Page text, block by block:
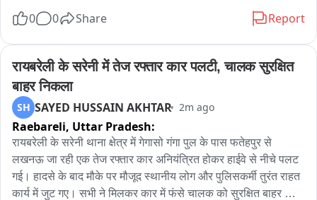
शेयर करने वाला अरेस्ट,
पुलिस ने आरोपी युवक सोनू ओमरे को न्यायिक अभिरक्षा में भेजा जेल,
आरोपी के कब्जे से एक मोबाइल फोन और दो सिम कार्ड किए बरामद,
पुलिस जांच में मोबाइल से अवयस्क और वयस्क बालक बालिकाओं के मिले
अश्लील वीडियो फोटो,
0 0 Share Report
रायबरेली के सरेनी में तेज रफ्तार कार पलटी, चालक सुरक्षित
बाहर निकला
SH SAYED HUSSAIN AKHTAR 2m ago
Raebareli, Uttar Pradesh:
रायबरेली के सरेनी थाना क्षेत्र में गेगासो गंगा पुल के पास फतेहपुर से
लखनऊ जा रही एक तेज रफ्तार कार अनियंत्रित होकर हाईवे से नीचे पलट
गई। हादसे के बाद मौके पर मौजूद स्थानीय लोग और पुलिसकर्मी तुरंत राहत
कार्य में जुट गए। सभी ने मिलकर कार में फंसे चालक को सुरक्षित बाहर